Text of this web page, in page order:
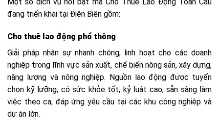
đang triển khai tại Điện Biên gồm:
Cho thuê lao động phổ thông
Giải pháp nhân sự nhanh chóng, linh hoạt cho các doanh
nghiệp trong lĩnh vực sản xuất, chế biến nông sản, xây dựng,
năng lượng và nông nghiệp. Nguồn lao động được tuyển
chọn kỹ lưỡng, có sức khỏe tốt, kỷ luật cao, sẵn sàng làm
việc theo ca, đáp ứng yêu cầu tại các khu công nghiệp và
dự án lớn.